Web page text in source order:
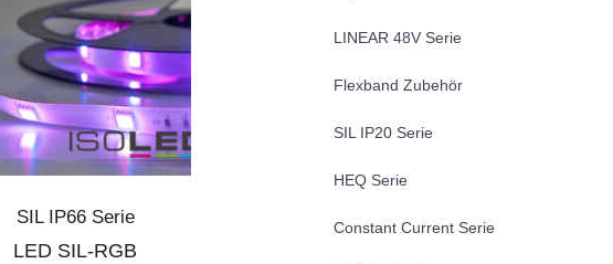
SIL IP66 Serie
LED SIL-RGB
LINEAR 48V Serie
Flexband Zubehör
SIL IP20 Serie
HEQ Serie
Constant Current Serie